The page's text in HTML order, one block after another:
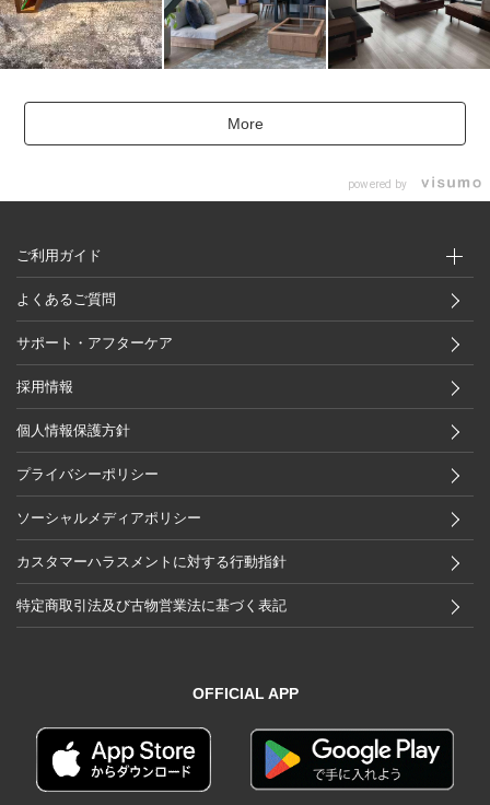
More
powered by
ご利用ガイド
よくあるご質問
サポート・アフターケア
採用情報
個人情報保護方針
プライバシーポリシー
ソーシャルメディアポリシー
カスタマーハラスメントに対する行動指針
特定商取引法及び古物営業法に基づく表記
OFFICIAL APP